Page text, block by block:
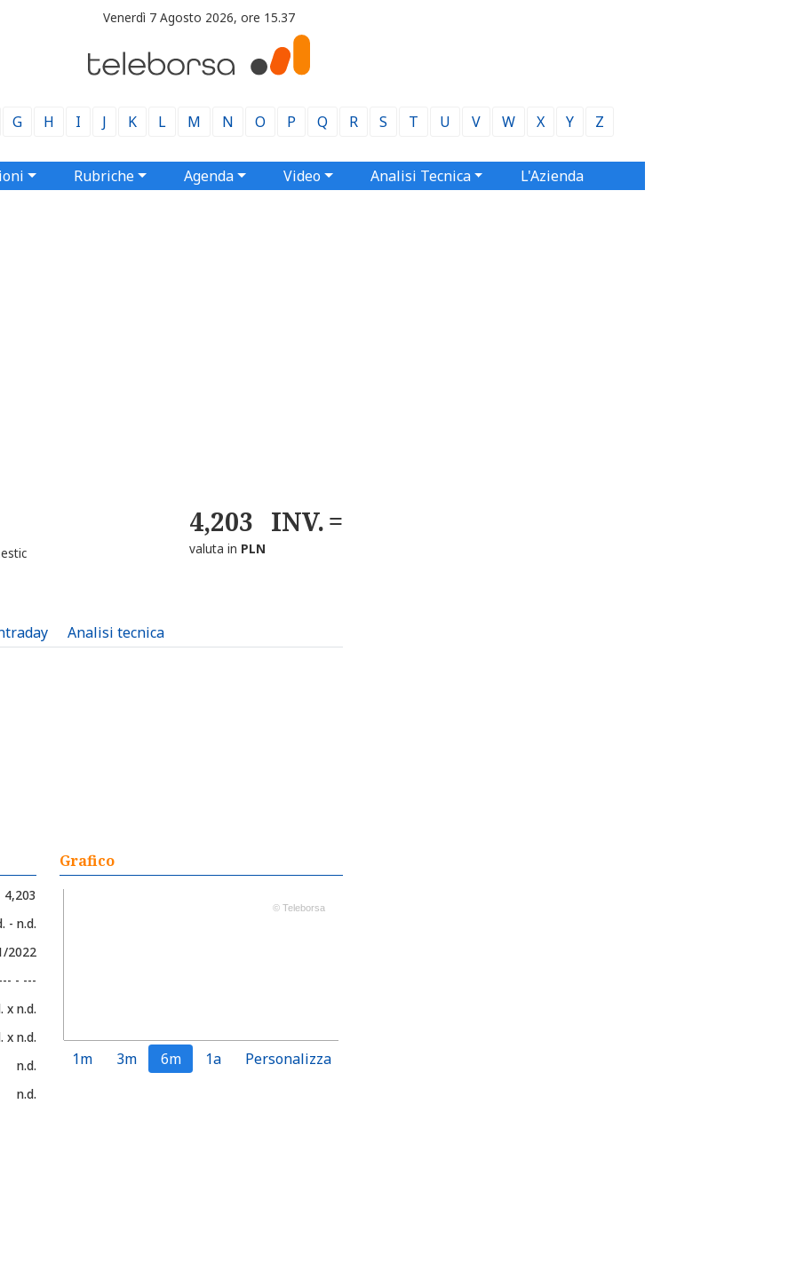
Venerdì 7 Agosto 2026, ore 15.37
G H I J K L M N O P Q R S T U V W X Y Z
Rubriche Agenda Video Analisi Tecnica L'Azienda
4,203 INV.
valuta in PLN
Analisi tecnica
4,203
- n.d.
2022
- ---
x n.d.
x n.d.
n.d.
n.d.
Grafico
© Teleborsa
1m 3m 6m 1a Personalizza